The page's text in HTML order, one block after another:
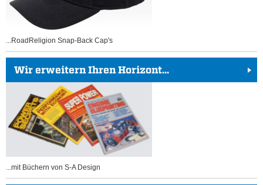
...RoadReligion Snap-Back Cap's
Wir erweitern Ihren Horizont...
...mit Büchern von S-A Design